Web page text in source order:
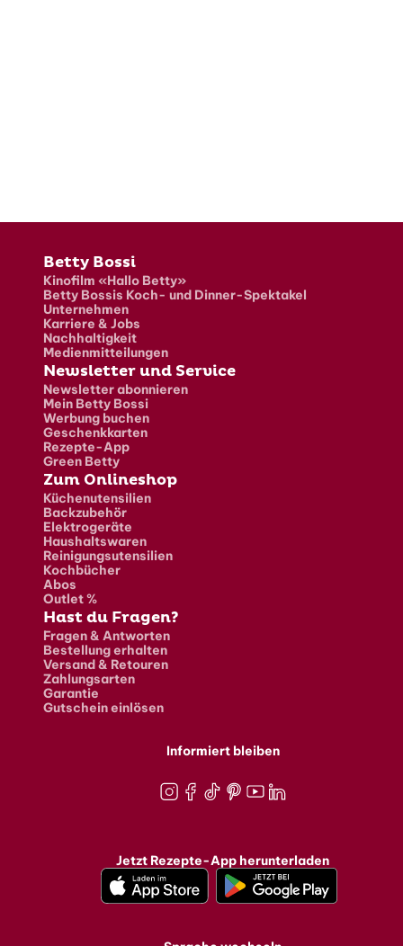
Fusszeile
Betty Bossi
Kinofilm «Hallo Betty»
Betty Bossis Koch- und Dinner-Spektakel
Unternehmen
Karriere & Jobs
Nachhaltigkeit
Medienmitteilungen
Newsletter und Service
Newsletter abonnieren
Mein Betty Bossi
Werbung buchen
Geschenkkarten
Rezepte-App
Green Betty
Zum Onlineshop
Küchenutensilien
Backzubehör
Elektrogeräte
Haushaltswaren
Reinigungsutensilien
Kochbücher
Abos
Outlet %
Hast du Fragen?
Fragen & Antworten
Bestellung erhalten
Versand & Retouren
Zahlungsarten
Garantie
Gutschein einlösen
Informiert bleiben
Jetzt Rezepte-App herunterladen